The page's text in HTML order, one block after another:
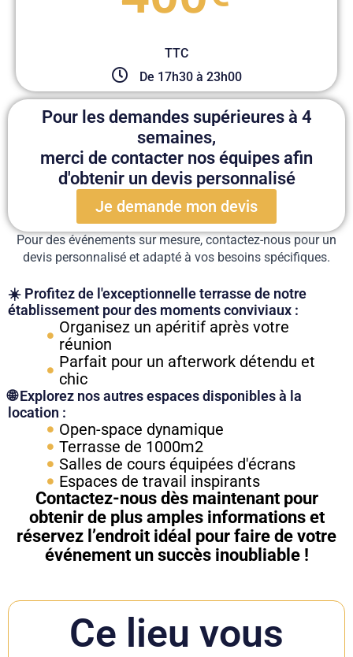
TTC
De 17h30 à 23h00
Pour les demandes supérieures à 4
semaines,
merci de contacter nos équipes afin
d'obtenir un devis personnalisé
Je demande mon devis
Pour des événements sur mesure, contactez-nous pour un
devis personnalisé et adapté à vos besoins spécifiques.
☀️ Profitez de l'exceptionnelle terrasse de notre
établissement pour des moments conviviaux :
Organisez un apéritif après votre
réunion
Parfait pour un afterwork détendu et
chic
🌐 Explorez nos autres espaces disponibles à la
location :
Open-space dynamique
Terrasse de 1000m2
Salles de cours équipées d'écrans
Espaces de travail inspirants
Contactez-nous dès maintenant pour
obtenir de plus amples informations et
réservez l’endroit idéal pour faire de votre
événement un succès inoubliable !
Ce lieu vous